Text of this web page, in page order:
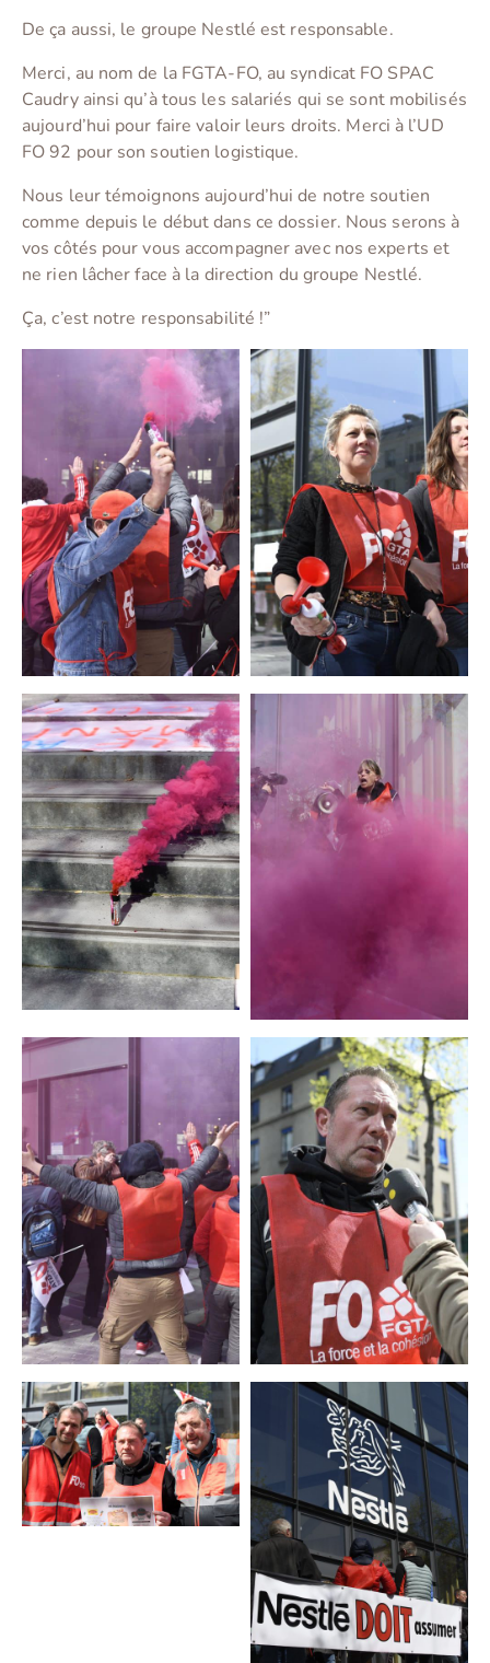
De ça aussi, le groupe Nestlé est responsable.
Merci, au nom de la FGTA-FO, au syndicat FO SPAC
Caudry ainsi qu’à tous les salariés qui se sont mobilisés
aujourd’hui pour faire valoir leurs droits. Merci à l’UD
FO 92 pour son soutien logistique.
Nous leur témoignons aujourd’hui de notre soutien
comme depuis le début dans ce dossier. Nous serons à
vos côtés pour vous accompagner avec nos experts et
ne rien lâcher face à la direction du groupe Nestlé.
Ça, c’est notre responsabilité !”